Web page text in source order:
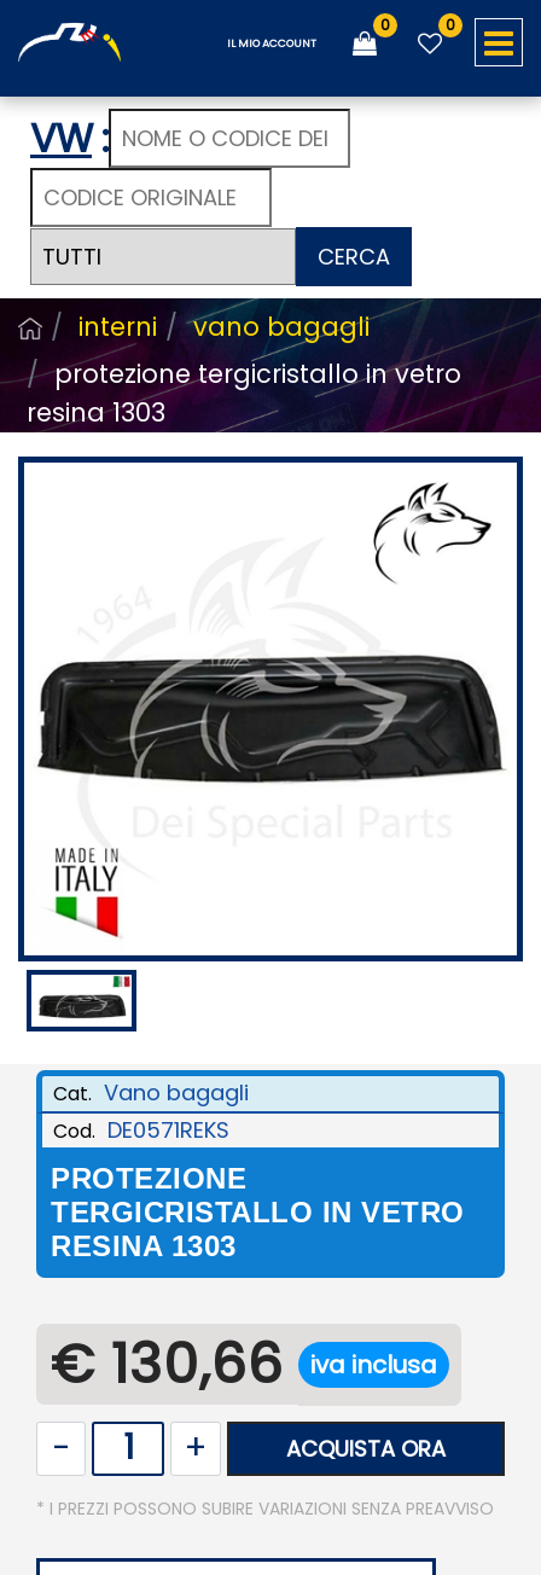
IL MIO ACCOUNT
0 0
VW:
CERCA
interni
vano bagagli
protezione tergicristallo in vetro
resina 1303
Cat. Vano bagagli
Cod. DE0571REKS
PROTEZIONE
TERGICRISTALLO IN VETRO
RESINA 1303
€ 130,66 iva inclusa
Quantità
ACQUISTA ORA
* I PREZZI POSSONO SUBIRE VARIAZIONI SENZA PREAVVISO